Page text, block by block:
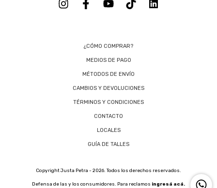
¿CÓMO COMPRAR?
MEDIOS DE PAGO
MÉTODOS DE ENVÍO
CAMBIOS Y DEVOLUCIONES
TÉRMINOS Y CONDICIONES
CONTACTO
LOCALES
GUÍA DE TALLES
Copyright Justa Petra - 2026. Todos los derechos reservados.
Defensa de las y los consumidores. Para reclamos ingresá acá.